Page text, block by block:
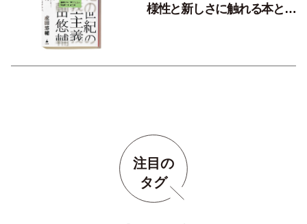
様性と新しさに触れる本と
注目の
タグ